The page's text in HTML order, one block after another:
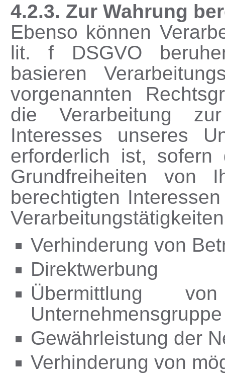
4.2.3. Zur Wahrung
Ebenso können
lit. f DSGVO
basieren
vorgenannten
die Verarbeitung
Interesses unseres
erforderlich ist, sofern
Grundfreiheiten von
berechtigten
Verhinderung von
Direktwerbung
Übermittlung
Gewährleistung der
Verhinderung von